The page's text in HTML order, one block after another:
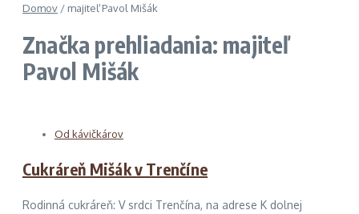
Domov / majiteľ Pavol Mišák
Značka prehliadania: majiteľ
Pavol Mišák
Od kávičkárov
Cukráreň Mišák v Trenčíne
Rodinná cukráreň: V srdci Trenčína, na adrese K dolnej